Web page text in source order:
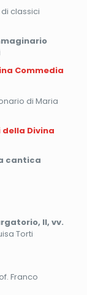
classici
Commedia
di Maria
Divina
cantica
II, vv.
Torti
Franco